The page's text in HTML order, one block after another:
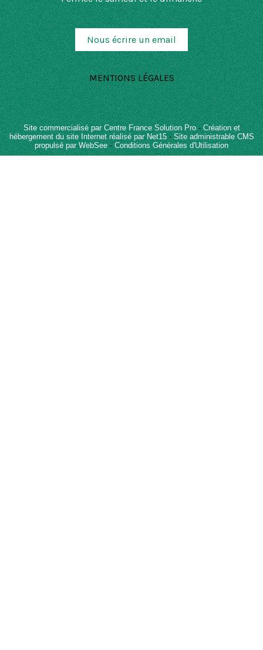
Nous écrire un email
MENTIONS LÉGALES
Site commercialisé par Centre France Solution Pro-Création et
hébergement du site Internet réalisé par Net15-Site administrable CMS
propulsé par WebSee-Conditions Générales d'Utilisation